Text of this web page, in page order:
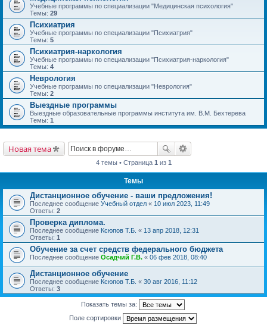
Учебные программы по специализации "Медицинская психология"
Темы: 29
Психиатрия
Учебные программы по специализации "Психиатрия"
Темы: 5
Психиатрия-наркология
Учебные программы по специализации "Психиатрия-наркология"
Темы: 4
Неврология
Учебные программы по специализации "Неврология"
Темы: 2
Выездные программы
Выездные образовательные программы института им. В.М. Бехтерева
Темы: 1
Новая тема
4 темы • Страница 1 из 1
Темы
Дистанционное обучение - ваши предложения!
Последнее сообщение Учебный отдел « 10 июл 2023, 11:49
Ответы: 2
Проверка диплома.
Последнее сообщение Ксюпов Т.Б. « 13 апр 2018, 12:31
Ответы: 1
Обучение за счет средств федерального бюджета
Последнее сообщение Осадчий Г.В. « 06 фев 2018, 08:40
Дистанционное обучение
Последнее сообщение Ксюпов Т.Б. « 30 авг 2016, 11:12
Ответы: 3
Показать темы за:
Поле сортировки